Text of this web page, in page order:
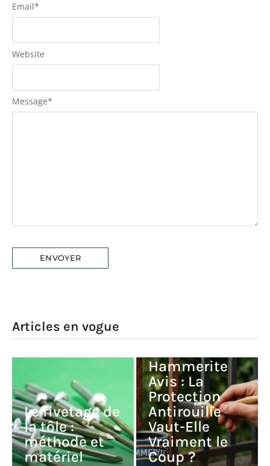
Message*
Email*
Website
Articles en vogue
Le rivetage de
la tôle :
méthode et
matériel
Hammerite
Avis : La
Protection
Antirouille
Vaut-Elle
Vraiment le
Coup ?